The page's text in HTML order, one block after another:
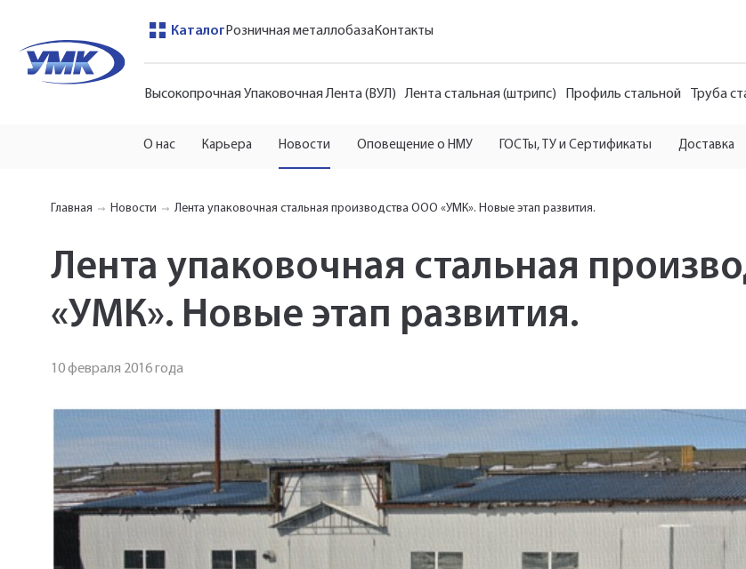
Каталог Розничная металлобазаКонтакты
Высокопрочная Упаковочная Лента (ВУЛ) Лента стальная (штрипс) Профиль стальной Труба
О нас Карьера Новости Оповещение о НМУ ГОСТы, ТУ и Сертификаты Доставка
Главная Новости Лента упаковочная стальная производства ООО «УМК». Новые этап развития.
Лента упаковочная стальная
«УМК». Новые этап развития.
10 февраля 2016 года
Укажите Ваш контактный телефон и имя для связи,
менеджер поможет сформировать Ваш заказ и
его стоимость прямо по телефону.